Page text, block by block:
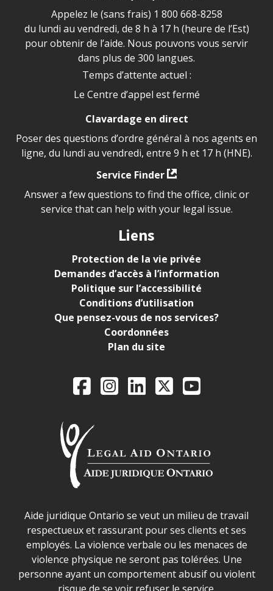
Appelez le (sans frais) 1 800 668-8258
du lundi au vendredi, de 8 h à 17 h (heure de l’Est)
pour obtenir de l’aide. Nous pouvons vous servir
dans plus de 300 langues.
Temps d’attente actuel :
Le Centre d’appel est fermé
Clavardage en direct
Poser des questions d’ordre général à nos agents en
ligne, du lundi au vendredi, entre 9 h et 17 h (HNE).
Service Finder
Answer a few questions to find the office, clinic or
service that can help with your legal issue.
Liens
Protection de la vie privée
Demandes d’accès à l’information
Politique sur l’accessibilité
Conditions d’utilisation
Que pensez-vous de nos services?
Coordonnées
Plan du site
Legal Aid Ontario
FacebookInstagram
LinkedIn
X YouTube
Déclaration sur la sécurité dans les locaux d'AJO.
Aide juridique Ontario se veut un milieu de travail
respectueux et rassurant pour ses clients et ses
employés. La violence verbale ou les menaces de
violence physique ne seront pas tolérées. Une
personne ayant un comportement abusif ou violent